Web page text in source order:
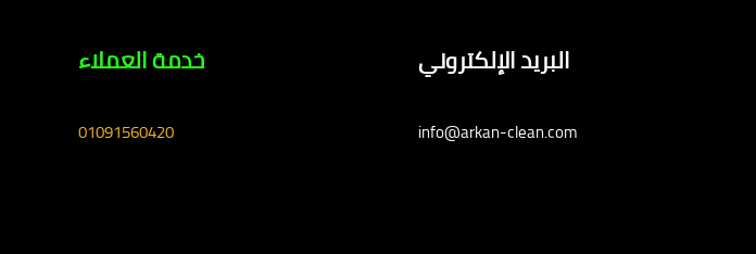
البريد الإلكتروني
info@arkan-clean.com
خدمة العملاء
01091560420